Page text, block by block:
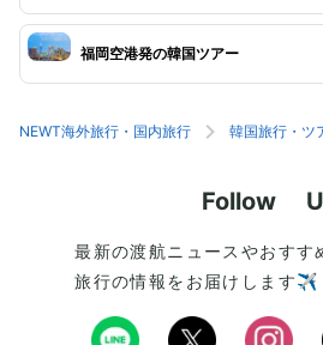
福岡空港発の韓国ツアー
NEWT海外旅行・国内旅行 韓国旅行・ツ
Follow
最新の渡航ニュースやおすす
旅行の情報をお届けします✈️